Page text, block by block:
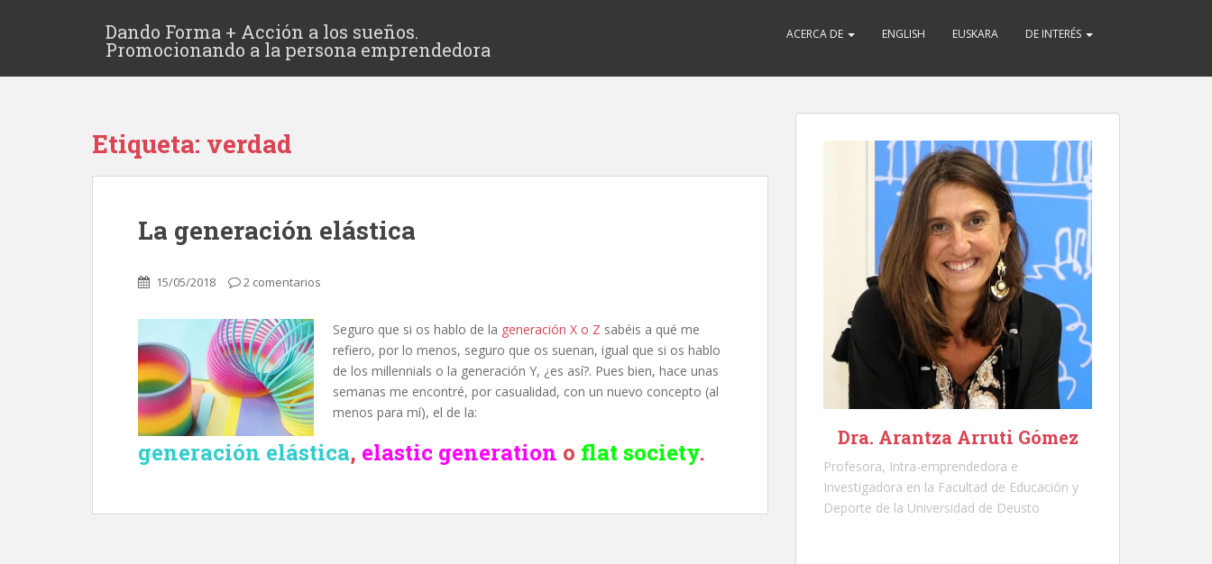
Dando Forma + Acción a los sueños.
Promocionando a la persona emprendedora
ACERCA DE ENGLISH EUSKARA DE INTERÉS
Etiqueta: verdad
La generación elástica
15/05/2018 2 comentarios
Seguro que si os hablo de la generación X o Z sabéis a qué me
refiero, por lo menos, seguro que os suenan, igual que si os hablo
de los millennials o la generación Y, ¿es así?. Pues bien, hace unas
semanas me encontré, por casualidad, con un nuevo concepto (al
menos para mí), el de la:
generación elástica, elastic generation o flat society.
Dra. Arantza Arruti Gómez
Profesora, Intra-emprendedora e
Investigadora en la Facultad de Educación y
Deporte de la Universidad de Deusto